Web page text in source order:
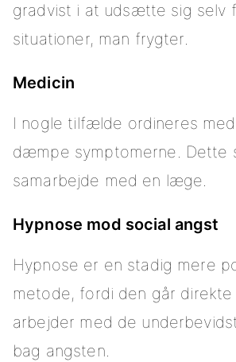
gradvist i at udsætte sig selv
situationer, man frygter.
Medicin
I nogle tilfælde ordineres
dæmpe symptomerne. Dette
samarbejde med en læge.
Hypnose mod social angst
Hypnose er en stadig mere
metode, fordi den går direkte
arbejder med de
bag angsten.